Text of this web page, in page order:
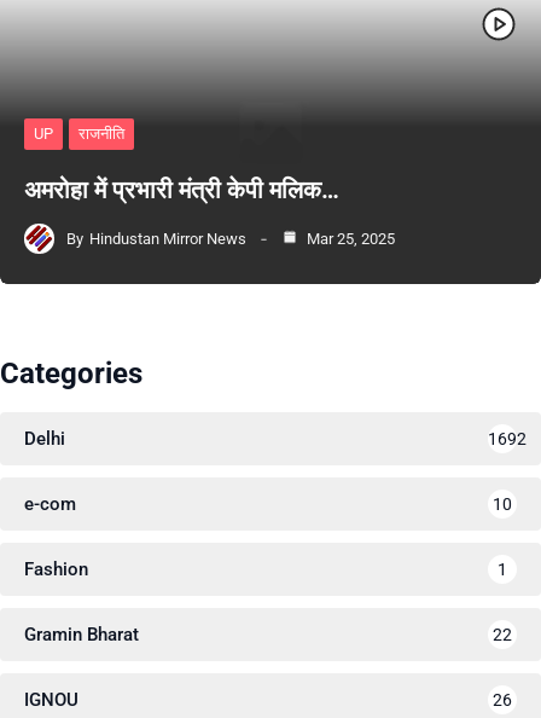
UP राजनीति
अमरोहा में प्रभारी मंत्री केपी मलिक…
By Hindustan Mirror News Mar 25, 2025
Categories
Delhi 1692
e-com 10
Fashion 1
Gramin Bharat 22
IGNOU 26